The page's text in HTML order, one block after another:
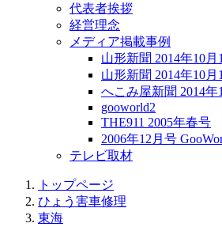
代表者挨拶
経営理念
メディア掲載事例
山形新聞 2014年10月
山形新聞 2014年10月
へこみ屋新聞 2014年
gooworld2
THE911 2005年春号
2006年12月号
テレビ取材
トップページ
ひょう害車修理
東海